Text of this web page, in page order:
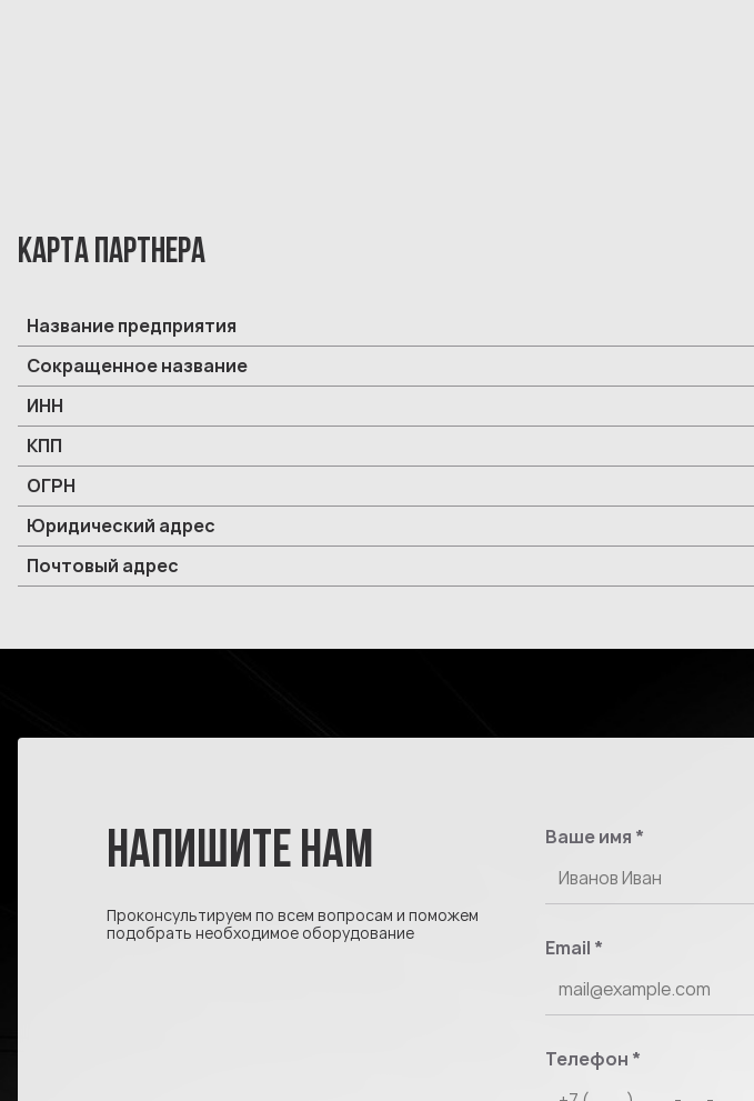
КАРТА ПАРТНЕРА
Название предприятия
Сокращенное название
ИНН
КПП
ОГРН
Юридический адрес
Почтовый адрес
НАПИШИТЕ НАМ
Проконсультируем по всем вопросам и поможем
подобрать необходимое оборудование
Ваше имя *
Email *
Телефон *